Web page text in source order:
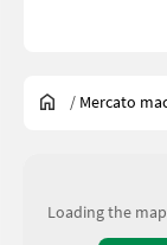
/ Mercato
Loading the